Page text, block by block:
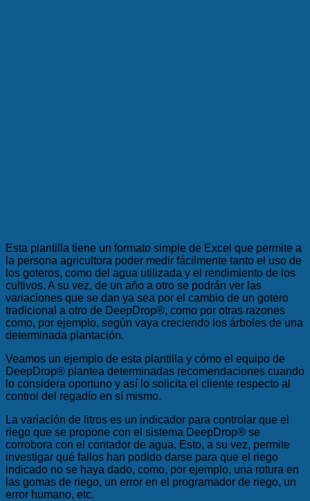
Esta plantilla tiene un formato simple de Excel que permite a
la persona agricultora poder medir fácilmente tanto el uso de
los goteros, como del agua utilizada y el rendimiento de los
cultivos. A su vez, de un año a otro se podrán ver las
variaciones que se dan ya sea por el cambio de un gotero
tradicional a otro de DeepDrop®, como por otras razones
como, por ejemplo, según vaya creciendo los árboles de una
determinada plantación.
Veamos un ejemplo de esta plantilla y cómo el equipo de
DeepDrop® plantea determinadas recomendaciones cuando
lo considera oportuno y así lo solicita el cliente respecto al
control del regadío en sí mismo.
La variación de litros es un indicador para controlar que el
riego que se propone con el sistema DeepDrop® se
corrobora con el contador de agua. Esto, a su vez, permite
investigar qué fallos han podido darse para que el riego
indicado no se haya dado, como, por ejemplo, una rotura en
las gomas de riego, un error en el programador de riego, un
error humano, etc.